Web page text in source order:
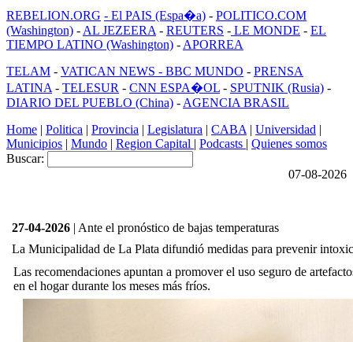
REBELION.ORG - El PAIS (Espa�a) - POLITICO.COM
(Washington) - AL JEZEERA - REUTERS - LE MONDE - EL
TIEMPO LATINO (Washington) - APORREA
TELAM - VATICAN NEWS - BBC MUNDO - PRENSA
LATINA - TELESUR - CNN ESPA�OL - SPUTNIK (Rusia) -
DIARIO DEL PUEBLO (China) - AGENCIA BRASIL
Home | Politica | Provincia | Legislatura | CABA | Universidad |
Municipios | Mundo | Region Capital | Podcasts | Quienes somos
Buscar:
07-08-2026
27-04-2026 | Ante el pronóstico de bajas temperaturas
La Municipalidad de La Plata difundió medidas para prevenir
Las recomendaciones apuntan a promover el uso seguro de
en el hogar durante los meses más fríos.